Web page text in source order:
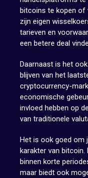
bitcoins te kopen of
zijn eigen
tarieven en
een betere deal
Daarnaast is het
blijven van het
cryptocurrency-
economische
invloed hebben op
van traditionele
Het is ook goed om
karakter van bitcoin.
binnen korte
maar biedt ook